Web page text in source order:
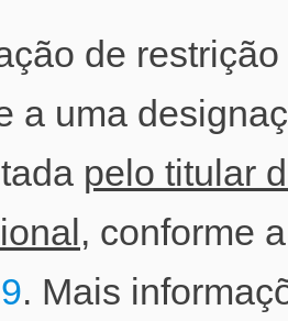
de
a uma
pelo titular
, conforme
. Mais